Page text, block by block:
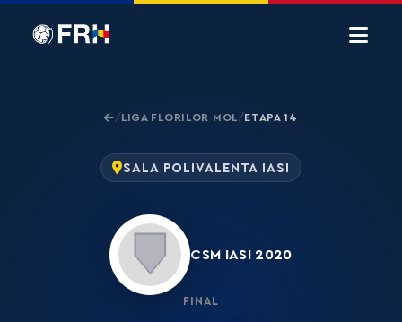
/LIGA FLORILOR MOL/ETAPA 14
SALA POLIVALENTA IASI
CSM IASI 2020
FINAL